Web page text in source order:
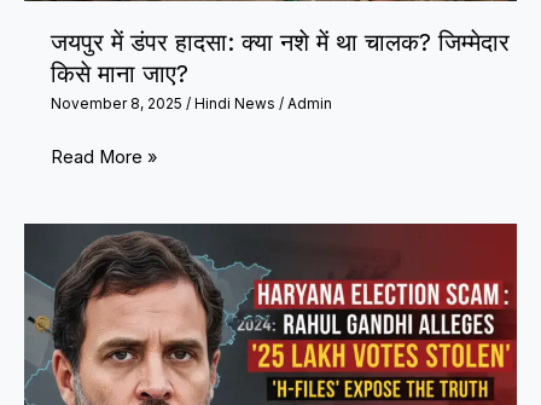
घायल
जांच
में
जुटी
थर्राया
इलाका
जयपुर में डंपर हादसा: क्या नशे में था चालक? जिम्मेदार
किसे माना जाए?
November 8, 2025 / Hindi News / Admin
जयपुर
डंपर
हादसा:
क्या
नशे
में
था
Read More »